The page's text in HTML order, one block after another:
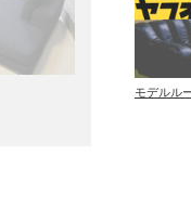
モデルル